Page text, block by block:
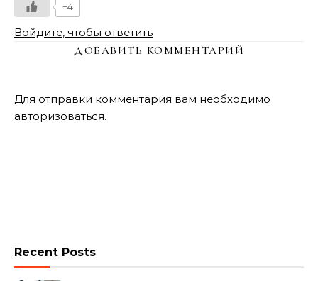
+4
Войдите, чтобы ответить
ДОБАВИТЬ КОММЕНТАРИЙ
Для отправки комментария вам необходимо
авторизоваться.
Recent Posts